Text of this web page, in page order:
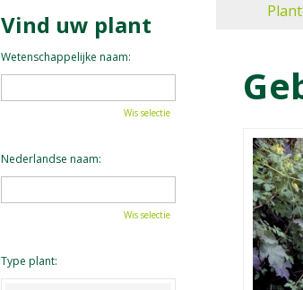
Vind uw plant
Wetenschappelijke naam:
Wis selectie
Nederlandse naam:
Wis selectie
Type plant: